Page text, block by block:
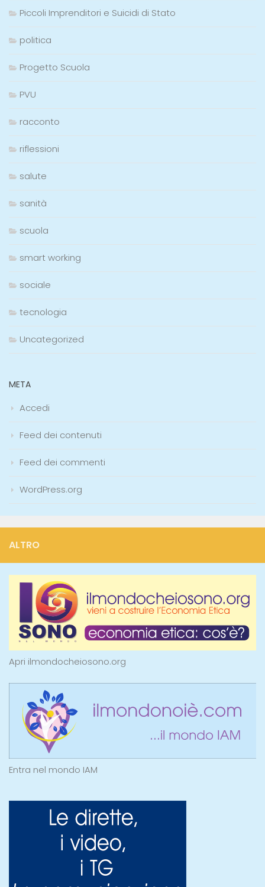
Piccoli Imprenditori e Suicidi di Stato
politica
Progetto Scuola
PVU
racconto
riflessioni
salute
sanità
scuola
smart working
sociale
tecnologia
Uncategorized
META
Accedi
Feed dei contenuti
Feed dei commenti
WordPress.org
ALTRO
Apri ilmondocheiosono.org
Entra nel mondo IAM